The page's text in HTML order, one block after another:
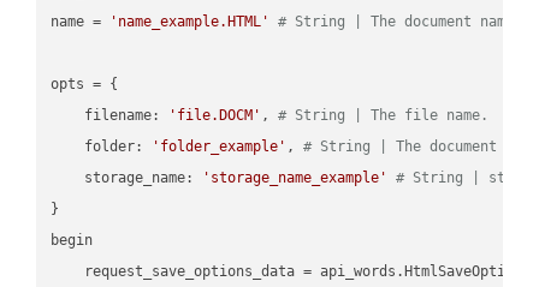
name =
'name_example.HTML' # String | The document name.
opts = {
    filename:
'file.DOCM' , # String | The file name.
    folder:
'folder_example' , # String | The document
    storage_name:
'storage_name_example'
# String |
}
begin
request_save_options_data =